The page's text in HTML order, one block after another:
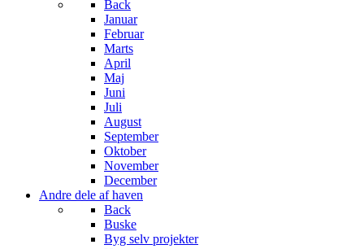
Back
Januar
Februar
Marts
April
Maj
Juni
Juli
August
September
Oktober
November
December
Andre dele af haven
Back
Buske
Byg selv projekter